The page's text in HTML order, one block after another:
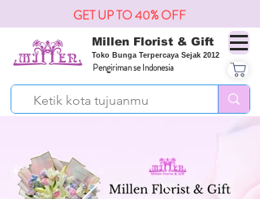
Millen Florist & Gift
Toko Bunga Terpercaya Sejak 2012
Pengiriman se Indonesia
GET UP TO 40% OFF